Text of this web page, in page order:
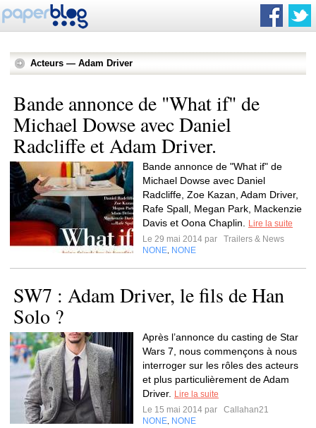
Acteurs — Adam Driver
Bande annonce de "What if" de
Michael Dowse avec Daniel
Radcliffe et Adam Driver.
Bande annonce de "What if" de
Michael Dowse avec Daniel
Radcliffe, Zoe Kazan, Adam Driver,
Rafe Spall, Megan Park, Mackenzie
Davis et Oona Chaplin.
Lire la suite
Le 29 mai 2014 par
Trailers & News
NONE NONE
SW7 : Adam Driver, le fils de Han
Solo ?
Après l’annonce du casting de Star
Wars 7, nous commençons à nous
interroger sur les rôles des acteurs
et plus particulièrement de Adam
Driver.
Lire la suite
Le 15 mai 2014 par
Callahan21
NONE NONE